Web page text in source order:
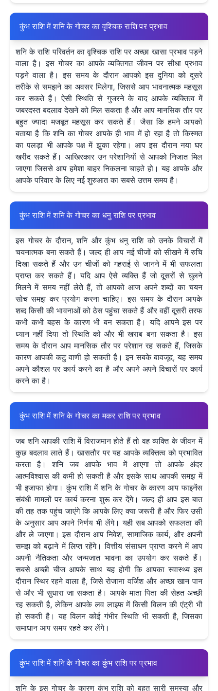
कुंभ राशि में शनि के गोचर का वृश्चिक राशि पर प्रभाव
शनि के राशि परिवर्तन का वृश्चिक राशि पर अच्छा खासा प्रभाव पड़ने
वाला है। इस गोचर का आपके व्यक्तिगत जीवन पर सीधा प्रभाव
पड़ने वाला है। इस समय के दौरान आपको इस दुनिया को दूसरे
तरीके से समझने का अवसर मिलेगा, जिससे आप भावनात्मक महसूस
कर सकते हैं। ऐसी स्थिति से गुजरने के बाद आपके व्यक्तित्व में
जबरदस्त बदलाव देखने को मिल सकता है और आप मानसिक तौर पर
बहुत ज्यादा मजबूत महसूस कर सकते हैं। जैसा कि हमने आपको
बताया है कि शनि का गोचर आपके ही भाव में हो रहा है तो किस्मत
का पलड़ा भी आपके पक्ष में झुका रहेगा। आप इस दौरान नया घर
खरीद सकते हैं। आखिरकार उन परेशानियों से आपको निजात मिल
जाएगा जिससे आप हमेशा बाहर निकलना चाहते हो। यह आपके और
आपके परिवार के लिए नई शुरुआत का सबसे उत्तम समय है।
कुंभ राशि में शनि के गोचर का धनु राशि पर प्रभाव
इस गोचर के दौरान, शनि और कुंभ धनु राशि को उनके विचारों में
चयनात्मक बना सकते हैं। जल्द ही आप नई चीजों को सीखने में रुचि
दिखा सकते हैं और उन चीजों को गहराई से जानने में भी सफलता
प्राप्त कर सकते हैं। यदि आप ऐसे व्यक्ति हैं जो दूसरों से घुलने
मिलने में समय नहीं लेते हैं, तो आपको आज अपने शब्दों का चयन
सोच समझ कर प्रयोग करना चाहिए। इस समय के दौरान आपके
शब्द किसी की भावनाओं को ठेस पहुंचा सकते हैं और वहीं दूसरी तरफ
कभी कभी बहस के कारण भी बन सकता है। यदि आपने इस पर
ध्यान नहीं दिया तो स्थिति को और भी खराब बना सकता है। इस
समय के दौरान आप मानसिक तौर पर परेशान रह सकते हैं, जिसके
कारण आपकी कटु वाणी हो सकती है। इन सबके बावजूद, यह समय
अपने कौशल पर कार्य करने का है और अपने अपने विचारों पर कार्य
करने का है।
कुंभ राशि में शनि के गोचर का मकर राशि पर प्रभाव
जब शनि आपकी राशि में विराजमान होते हैं तो वह व्यक्ति के जीवन में
कुछ बदलाव लाते हैं। खासतौर पर यह आपके व्यक्तित्व को प्रभावित
करता है। शनि जब आपके भाव में आएगा तो आपके अंदर
आत्मविश्वास की कमी हो सकती है और इसके साथ आपकी समझ में
भी इजाफा होगा। कुंभ राशि में शनि के गोचर के कारण आप फाइनेंस
संबंधी मामलों पर कार्य करना शुरू कर देंगे। जल्द ही आप इस बात
की तह तक पहुंच जाएंगे कि आपके लिए क्या जरूरी है और फिर उसी
के अनुसार आप अपने निर्णय भी लेंगे। यही सब आपको सफलता की
और ले जाएगा। इस दौरान आप निवेश, सामाजिक कार्य, और अपनी
समझ को बढ़ाने में लिप्त रहेंगे। वित्तीय संसाधन प्राप्त करने में आप
अपनी नैतिकता और जन्मजात भावना का उपयोग कर सकते हैं।
सबसे अच्छी चीज आपके साथ यह होगी कि आपका स्वास्थ्य इस
दौरान स्थिर रहने वाला है, जिसे रोजाना वर्जिश और अच्छा खान पान
से और भी सुधारा जा सकता है। आपके माता पिता की सेहत अच्छी
रह सकती है, लेकिन आपके लव लाइफ में किसी विलन की एंट्री भी
हो सकती है। यह विलन कोई गंभीर स्थिति भी सकती है, जिसका
समाधान आप समय रहते कर लेंगे।
कुंभ राशि में शनि के गोचर का कुंभ राशि पर प्रभाव
शनि के इस गोचर के कारण कुंभ राशि को बहुत सारी समस्या और